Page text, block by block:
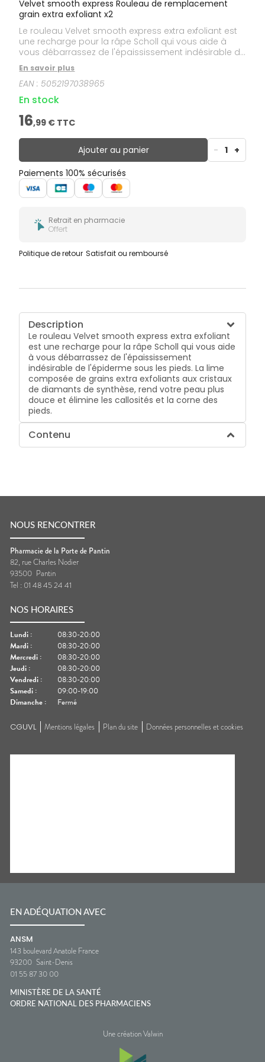
Velvet smooth express Rouleau de remplacement
grain extra exfoliant x2
Le rouleau Velvet smooth express extra exfoliant est
une recharge pour la râpe Scholl qui vous aide à
vous débarrassez de l'épaississement indésirable de
l'épiderme sous les pieds. La lime composée de
grains extra exfoliants aux cristaux de diamants de
synthèse, rend votre peau plus douce et élimine les
callosités et la corne des pieds.
En savoir plus
EAN : 5052197038965
En stock
16,99 € TTC
Ajouter au panier - 1 +
Paiements 100% sécurisés
Retrait en pharmacie
Offert
Politique de retour Satisfait ou remboursé
Description
Le rouleau Velvet smooth express extra exfoliant
est une recharge pour la râpe Scholl qui vous aide
à vous débarrassez de l'épaississement
indésirable de l'épiderme sous les pieds. La lime
composée de grains extra exfoliants aux cristaux
de diamants de synthèse, rend votre peau plus
douce et élimine les callosités et la corne des
pieds.
Contenu
NOUS RENCONTRER
Pharmacie de la Porte de Pantin
82, rue Charles Nodier
93500 Pantin
Tel : 01 48 45 24 41
NOS HORAIRES
Lundi :
08:30-20:00
Mardi :
08:30-20:00
Mercredi :
08:30-20:00
Jeudi :
08:30-20:00
Vendredi :
08:30-20:00
Samedi :
09:00-19:00
Dimanche : Fermé
CGUVL Mentions légales Plan du site Données personnelles et cookies
EN ADÉQUATION AVEC
ANSM
143 boulevard Anatole France
93200 Saint-Denis
01 55 87 30 00
MINISTÈRE DE LA SANTÉ
ORDRE NATIONAL DES PHARMACIENS
Une création Valwin